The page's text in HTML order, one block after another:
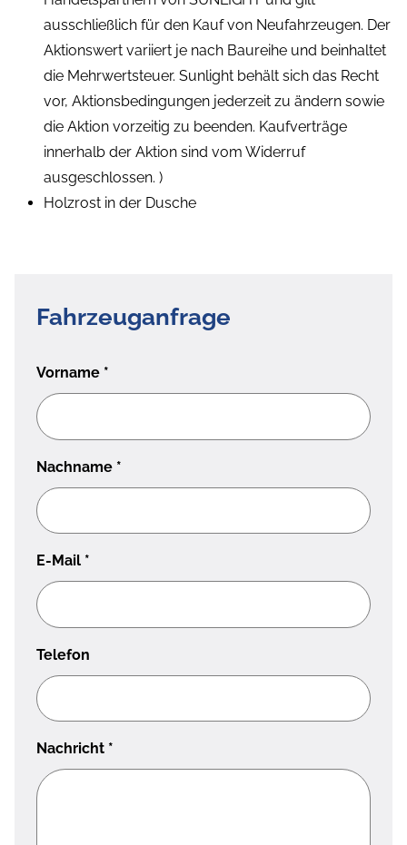
ausschließlich für den Kauf von Neufahrzeugen. Der
Aktionswert variiert je nach Baureihe und beinhaltet
die Mehrwertsteuer. Sunlight behält sich das Recht
vor, Aktionsbedingungen jederzeit zu ändern sowie
die Aktion vorzeitig zu beenden. Kaufverträge
innerhalb der Aktion sind vom Widerruf
ausgeschlossen. )
Holzrost in der Dusche
Fahrzeuganfrage
Vorname *
Nachname *
E-Mail *
Telefon
Nachricht *